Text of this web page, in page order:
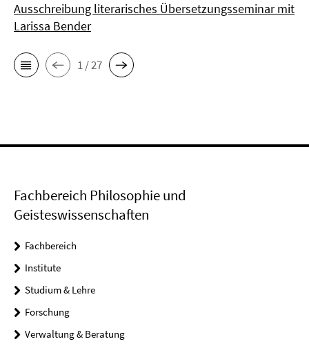
Ausschreibung literarisches Übersetzungsseminar mit
Larissa Bender
1 / 27
Fachbereich Philosophie und
Geisteswissenschaften
Fachbereich
Institute
Studium & Lehre
Forschung
Verwaltung & Beratung